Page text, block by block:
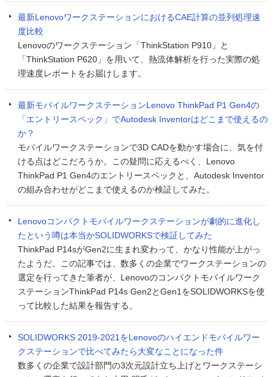
最新LenovoワークステーションにおけるCAE計算の並列処理速
度比較
Lenovoのワークステーション「ThinkStation P910」と
「ThinkStation P620」を用いて、熱流体解析を行った実際の処
理速度レポートをお届けします。
最新モバイルワークステーションLenovo ThinkPad P1 Gen4の
「エントリースペック」でAutodesk Inventorはどこまで使えるの
か？
モバイルワークステーションで3D CADを動かす場合に、気を付
ける点はどこだろうか。この疑問に応えるべく、Lenovo
ThinkPad P1 Gen4のエントリースペックと、Autodesk Inventor
の組み合わせがどこまで使えるのか検証してみた。
Lenovoコンパクトモバイルワークステーションが劇的に進化し
たという噂は本当かSOLIDWORKSで検証してみた
ThinkPad P14sがGen2に生まれ変わって、かなり性能が上がっ
たようだ。この記事では、数多くの企業でワークステーションの
選定を行ってきた筆者が、Lenovoのコンパクトモバイルワーク
ステーションThinkPad P14s Gen2とGen1をSOLIDWORKSを使
って比較した結果を報告する。
SOLIDWORKS 2019-2021をLenovoのハイエンドモバイルワー
クステーションで比べてみたら大変なことになった件
数多くの企業で設計部門の3次元設計立ち上げとワークステーシ